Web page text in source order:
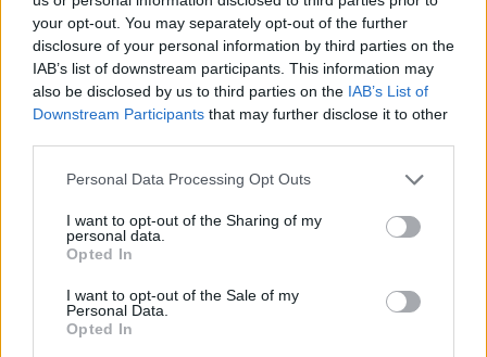
your opt-out. You may separately opt-out of the further
disclosure of your personal information by third parties on the
IAB’s list of downstream participants. This information may
also be disclosed by us to third parties on the IAB’s List of
Downstream Participants that may further disclose it to other
Personal Data Processing Opt Outs
I want to opt-out of the Sharing of my
personal data.
Opted In
I want to opt-out of the Sale of my
Personal Data.
Opted In
forniti in Italia ma Paolo era anche un
editore, un profondo conoscitore e un fine
organizzatore di concerti. Burbero. Tanto
burbero. Se qualcuno sbagliava ed entrava in
rischiava grosso. Paolo Carù è stato anche un
editore importante, prima Mucchio Selvaggio
e poi Buscadero. Da ieri la città lo ricorda e lo
piange. Anche i politici. E la cosa fa un po’
ridere. Perché non gli hanno mai offerto la